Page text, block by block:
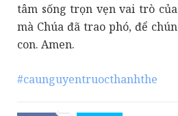
tâm sống trọn vẹn vai trò
mà Chúa đã trao phó, để
con. Amen.
#caunguyentruocthanhthe